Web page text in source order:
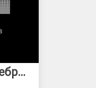
Фотограф Михаил Серебренников